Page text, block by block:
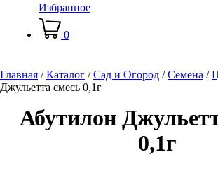
Избранное
0
Главная /Каталог /Сад и Огород /Семена /
Джульетта смесь 0,1г
Абутилон
0,1г